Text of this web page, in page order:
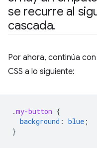
se recurre al
cascada.
Por ahora, continúa
CSS a lo siguiente:
.my-button {
background : blue ;
}